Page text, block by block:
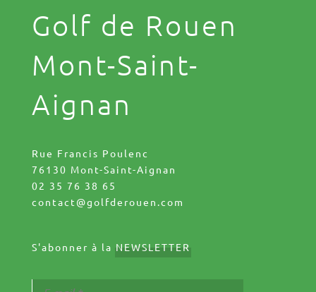
Golf de Rouen
Mont-Saint-
Aignan
Rue Francis Poulenc
76130 Mont-Saint-Aignan
02 35 76 38 65
contact@golfderouen.com
S'abonner à la NEWSLETTER